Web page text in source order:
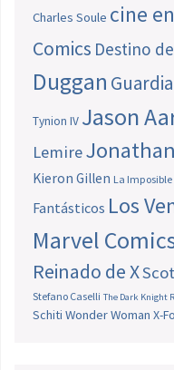
Charles Soule cine
Comics Destino
Duggan
Tynion IV Jason
Lemire
Kieron Gillen La
Fantásticos Los
Marvel
Reinado de X
Stefano Caselli The Dark Knight
Schiti Wonder Woman X-